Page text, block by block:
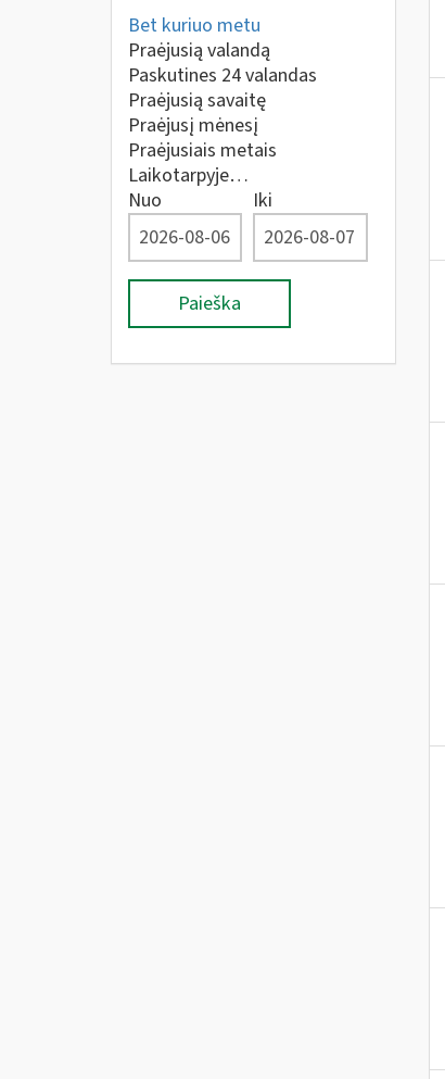
Bet kuriuo metu
Praėjusią valandą
Paskutines 24 valandas
Praėjusią savaitę
Praėjusį mėnesį
Praėjusiais metais
Laikotarpyje…
Nuo
Iki
Paieška